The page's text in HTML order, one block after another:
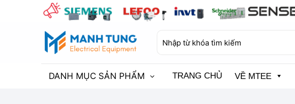
kiếm:
DANH MỤC SẢN PHẨM TRANG CHỦ VỀ MTEE